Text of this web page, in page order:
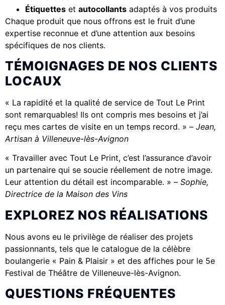
Étiquettes et autocollants adaptés à vos produits
Chaque produit que nous offrons est le fruit d’une
expertise reconnue et d’une attention aux besoins
spécifiques de nos clients.
TÉMOIGNAGES DE NOS CLIENTS
LOCAUX
« La rapidité et la qualité de service de Tout Le Print
sont remarquables! Ils ont compris mes besoins et j’ai
reçu mes cartes de visite en un temps record. » – Jean,
Artisan à Villeneuve-lès-Avignon
« Travailler avec Tout Le Print, c’est l’assurance d’avoir
un partenaire qui se soucie réellement de notre image.
Leur attention du détail est incomparable. » – Sophie,
Directrice de la Maison des Vins
EXPLOREZ NOS RÉALISATIONS
Nous avons eu le privilège de réaliser des projets
passionnants, tels que le catalogue de la célèbre
boulangerie « Pain & Plaisir » et des affiches pour le 5e
Festival de Théâtre de Villeneuve-lès-Avignon.
QUESTIONS FRÉQUENTES